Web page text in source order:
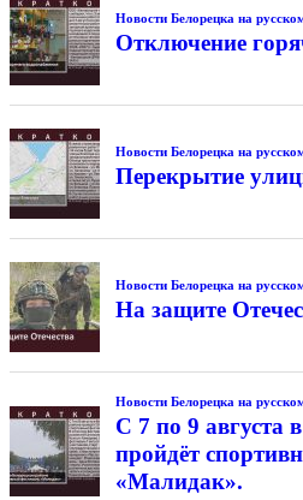
Новости Белорецка на
Отключение
Новости Белорецка на
Перекрытие
Новости Белорецка на
На защите
Новости Белорецка на
С 7 по 9 августа
пройдёт
«Малидак».